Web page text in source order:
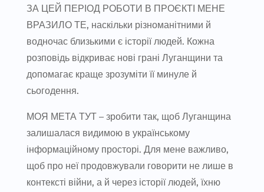
ЗА ЦЕЙ ПЕРІОД РОБОТИ В ПРОЄКТІ МЕНЕ
ВРАЗИЛО ТЕ, наскільки різноманітними й
водночас близькими є історії людей. Кожна
розповідь відкриває нові грані Луганщини та
допомагає краще зрозуміти її минуле й
сьогодення.
МОЯ МЕТА ТУТ ­– зробити так, щоб Луганщина
залишалася видимою в українському
інформаційному просторі. Для мене важливо,
щоб про неї продовжували говорити не лише в
контексті війни, а й через історії людей, їхню